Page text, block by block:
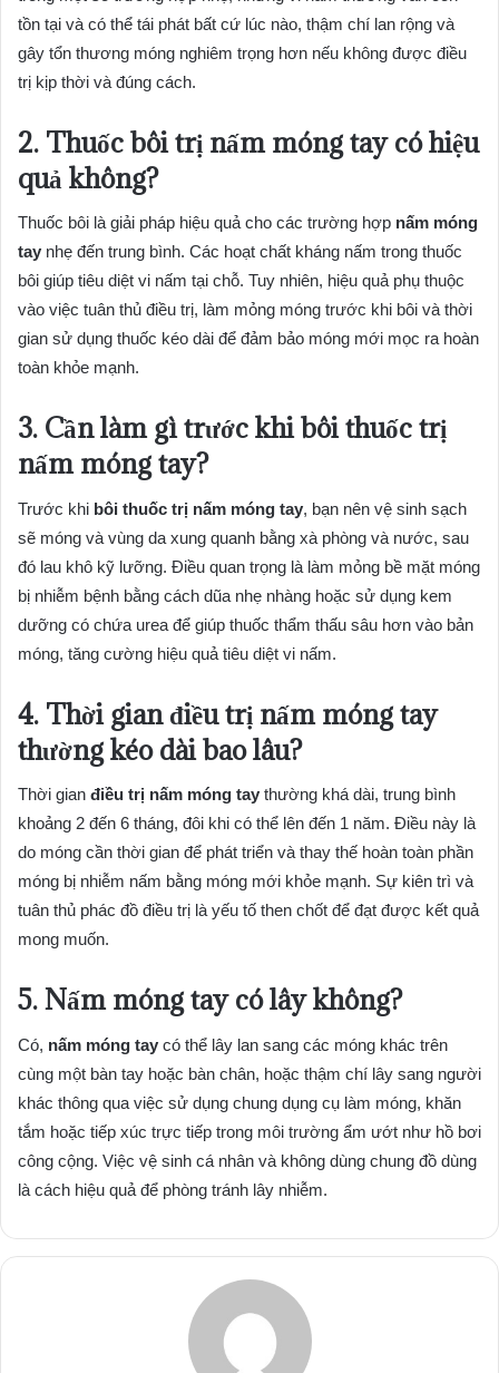
tồn tại và có thể tái phát bất cứ lúc nào, thậm chí lan rộng và
gây tổn thương móng nghiêm trọng hơn nếu không được điều
trị kịp thời và đúng cách.
2. Thuốc bôi trị nấm móng tay có hiệu
quả không?
Thuốc bôi là giải pháp hiệu quả cho các trường hợp nấm móng
tay nhẹ đến trung bình. Các hoạt chất kháng nấm trong thuốc
bôi giúp tiêu diệt vi nấm tại chỗ. Tuy nhiên, hiệu quả phụ thuộc
vào việc tuân thủ điều trị, làm mỏng móng trước khi bôi và thời
gian sử dụng thuốc kéo dài để đảm bảo móng mới mọc ra hoàn
toàn khỏe mạnh.
3. Cần làm gì trước khi bôi thuốc trị
nấm móng tay?
Trước khi bôi thuốc trị nấm móng tay, bạn nên vệ sinh sạch
sẽ móng và vùng da xung quanh bằng xà phòng và nước, sau
đó lau khô kỹ lưỡng. Điều quan trọng là làm mỏng bề mặt móng
bị nhiễm bệnh bằng cách dũa nhẹ nhàng hoặc sử dụng kem
dưỡng có chứa urea để giúp thuốc thẩm thấu sâu hơn vào bản
móng, tăng cường hiệu quả tiêu diệt vi nấm.
4. Thời gian điều trị nấm móng tay
thường kéo dài bao lâu?
Thời gian điều trị nấm móng tay thường khá dài, trung bình
khoảng 2 đến 6 tháng, đôi khi có thể lên đến 1 năm. Điều này là
do móng cần thời gian để phát triển và thay thế hoàn toàn phần
móng bị nhiễm nấm bằng móng mới khỏe mạnh. Sự kiên trì và
tuân thủ phác đồ điều trị là yếu tố then chốt để đạt được kết quả
mong muốn.
5. Nấm móng tay có lây không?
Có, nấm móng tay có thể lây lan sang các móng khác trên
cùng một bàn tay hoặc bàn chân, hoặc thậm chí lây sang người
khác thông qua việc sử dụng chung dụng cụ làm móng, khăn
tắm hoặc tiếp xúc trực tiếp trong môi trường ẩm ướt như hồ bơi
công cộng. Việc vệ sinh cá nhân và không dùng chung đồ dùng
là cách hiệu quả để phòng tránh lây nhiễm.